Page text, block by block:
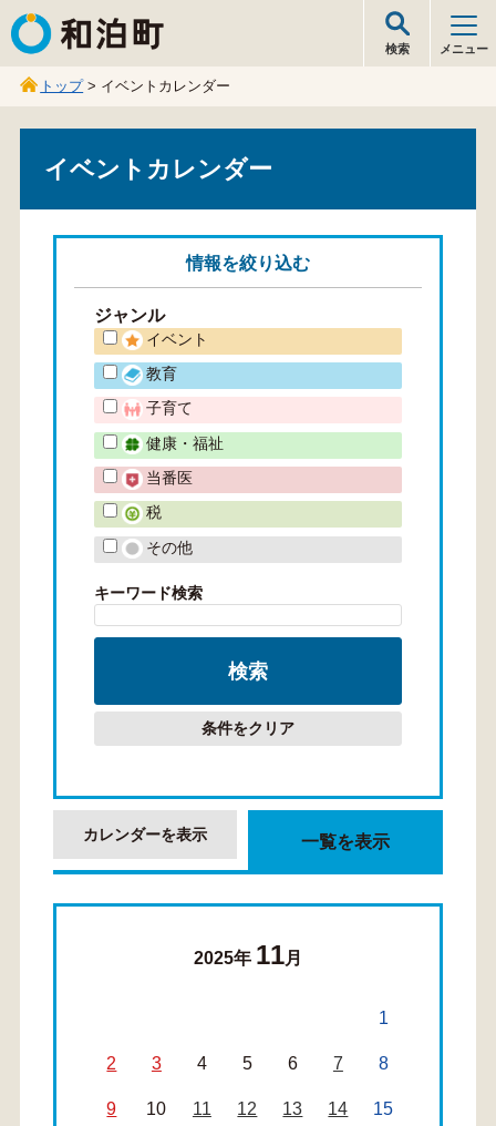
和泊町
検索 メニュー
トップ> イベントカレンダー
イベントカレンダー
情報を絞り込む
ジャンル
イベント
教育
子育て
健康・福祉
当番医
税
その他
キーワード検索
条件をクリア
カレンダーを表示 一覧を表示
2025年 11月
1
2 3 4 5 6 7 8
9 10 11 12 13 14 15